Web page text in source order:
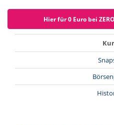
Hier für 0 Euro bei